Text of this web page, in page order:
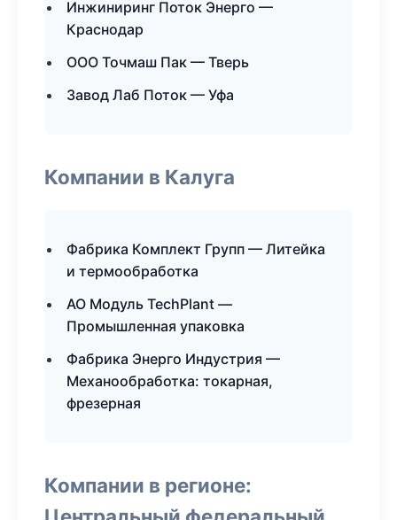
Инжиниринг Поток Энерго —
Краснодар
ООО Точмаш Пак — Тверь
Завод Лаб Поток — Уфа
Компании в Калуга
Фабрика Комплект Групп — Литейка
и термообработка
АО Модуль TechPlant —
Промышленная упаковка
Фабрика Энерго Индустрия —
Механообработка: токарная,
фрезерная
Компании в регионе: